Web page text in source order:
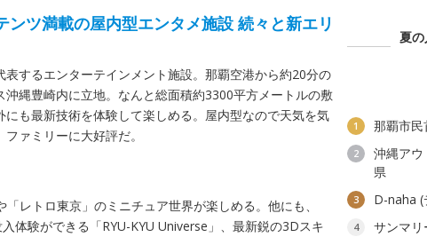
ツ満載の屋内型エンタメ施設 続々と新エリ
するエンターテインメント施設。那覇空港から約20分の
縄豊崎内に立地。なんと総面積約3300平方メートルの敷
も最新技術を体験して楽しめる。屋内型なので天気を気
ァミリーに大好評だ。
レトロ東京」のミニチュア世界が楽しめる。他にも、
体験ができる「RYU-KYU Universe」、最新鋭の3Dスキ
夏
1 那覇市
2
沖縄ア
県
3 D-naha (
4 サンマ